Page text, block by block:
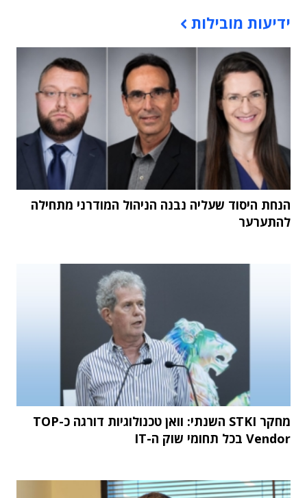
ידיעות מובילות
הנחת היסוד שעליה נבנה הניהול המודרני מתחילה
להתערער
מחקר STKI השנתי: וואן טכנולוגיות דורגה כ-TOP
Vendor בכל תחומי שוק ה-IT